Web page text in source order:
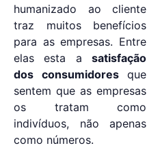
humanizado ao cliente
traz muitos benefícios
para as empresas. Entre
elas esta a satisfação
dos consumidoresque
sentem que as empresas
os tratam como
indivíduos, não apenas
como números.